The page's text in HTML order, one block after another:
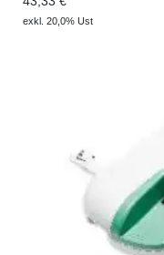
exkl. 20,0% Ust